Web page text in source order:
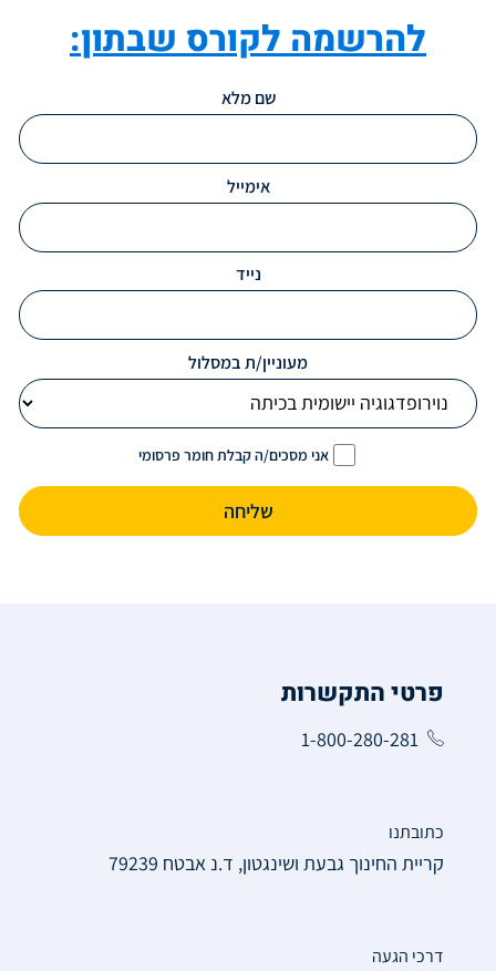
להרשמה לקורס שבתון:
שם מלא
אימייל
נייד
מעוניין/ת במסלול
אני מסכים/ה קבלת חומר פרסומי
פרטי התקשרות
1-800-280-281
כתובתנו
קריית החינוך גבעת ושינגטון, ד.נ אבטח 79239
דרכי הגעה